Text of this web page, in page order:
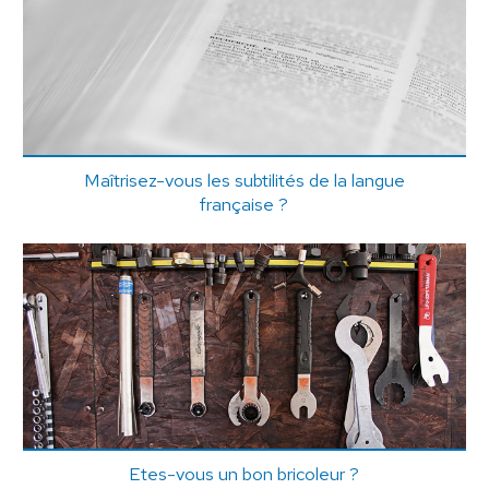
Maîtrisez-vous les subtilités de la langue
française ?
Etes-vous un bon bricoleur ?